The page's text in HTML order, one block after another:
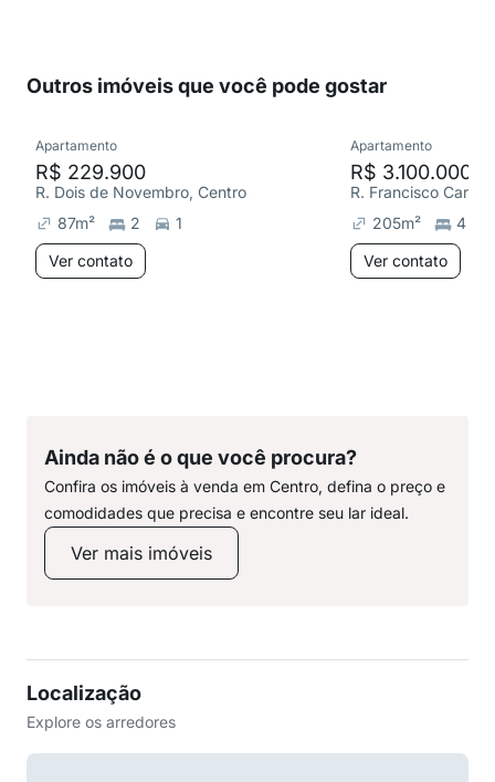
Outros imóveis que você pode gostar
Apartamento
R$ 229.900
R. Dois de Novembro, Centro
87m² 2
1
Ver contato
Apartamento
R$ 3.100.000
205m²
4
Ver contato
Ainda não é o que você procura?
Confira os imóveis à venda em Centro, defina o preço e
comodidades que precisa e encontre seu lar ideal.
Ver mais imóveis
Localização
Explore os arredores